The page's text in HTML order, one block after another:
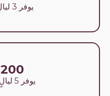
يوفر 3 ليالٍ من الأمان
200 دولار
يوفر 5 ليالٍ من التعافي